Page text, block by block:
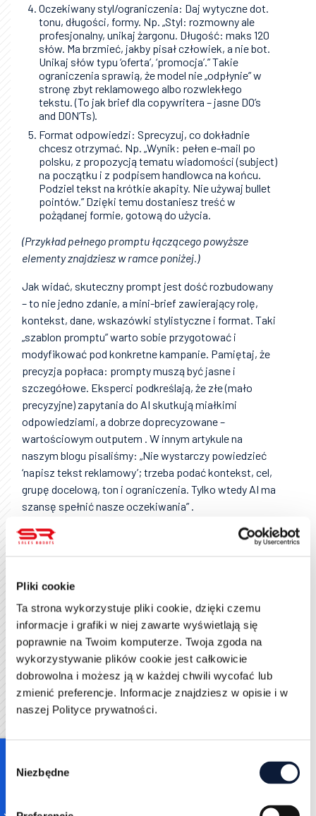
Pliki cookie
Ta strona wykorzystuje pliki cookie, dzięki czemu
informacje i grafiki w niej zawarte wyświetlają się
poprawnie na Twoim komputerze. Twoja zgoda na
wykorzystywanie plików cookie jest całkowicie
dobrowolna i możesz ją w każdej chwili wycofać lub
zmienić preferencje. Informacje znajdziesz w opisie i w
naszej Polityce prywatności.
Selection
Niezbędne
Oczekiwany styl/ograniczenia: Daj wytyczne dot.
tonu, długości, formy. Np. „Styl: rozmowny ale
profesjonalny, unikaj żargonu. Długość: maks 120
słów. Ma brzmieć, jakby pisał człowiek, a nie bot.
Unikaj słów typu ‘oferta’, ‘promocja’.” Takie
ograniczenia sprawią, że model nie „odpłynie” w
stronę zbyt reklamowego albo rozwlekłego
tekstu. (To jak brief dla copywritera – jasne DO’s
and DON’Ts).
Format odpowiedzi: Sprecyzuj, co dokładnie
chcesz otrzymać. Np. „Wynik: pełen e-mail po
polsku, z propozycją tematu wiadomości (subject)
na początku i z podpisem handlowca na końcu.
Podziel tekst na krótkie akapity. Nie używaj bullet
pointów.” Dzięki temu dostaniesz treść w
pożądanej formie, gotową do użycia.
(Przykład pełnego promptu łączącego powyższe
elementy znajdziesz w ramce poniżej.)
Jak widać, skuteczny prompt jest dość rozbudowany
– to nie jedno zdanie, a mini-brief zawierający rolę,
kontekst, dane, wskazówki stylistyczne i format. Taki
„szablon promptu” warto sobie przygotować i
modyfikować pod konkretne kampanie. Pamiętaj, że
precyzja popłaca: prompty muszą być jasne i
szczegółowe. Eksperci podkreślają, że złe (mało
precyzyjne) zapytania do AI skutkują miałkimi
odpowiedziami, a dobrze doprecyzowane –
wartościowym outputem . W innym artykule na
naszym blogu pisaliśmy: „Nie wystarczy powiedzieć
‘napisz tekst reklamowy’; trzeba podać kontekst, cel,
grupę docelową, ton i ograniczenia. Tylko wtedy AI ma
szansę spełnić nasze oczekiwania” .
Szablon uniwersalnego promptu – przykład: Poniżej
uzupełnić we własnym zakresie:
Jesteś doświadczonym copywriterem sprzedażowym
B2B. Twoim zadaniem jest napisać krótki,
spersonalizowanycold email.
Odbiorca:[opis persony – stanowisko, branża,
typ firmy].
Cel maila:[np. umówienie demo /
zainteresowanie produktem XYZ].
marketingu zwiększająca konwersje na stronie"].
[konkretne korzyści/liczby
"obniża koszt pozyskania klienta o 30%"].